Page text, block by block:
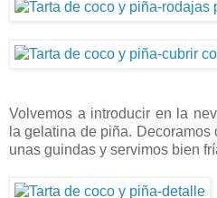
Volvemos a introducir en la
la gelatina de piña.
unas guindas y servimos bien